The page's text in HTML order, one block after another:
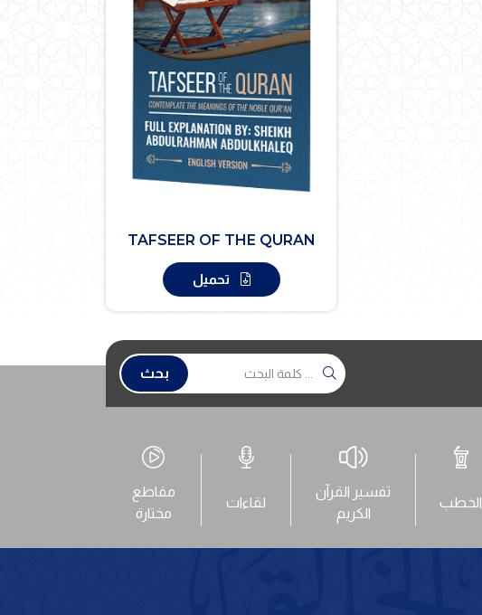
TAFSEER OF THE QURAN
تحميل
بحث
الخطب
تفسير القرآن
الكريم
لقاءات
مقاطع
مختارة